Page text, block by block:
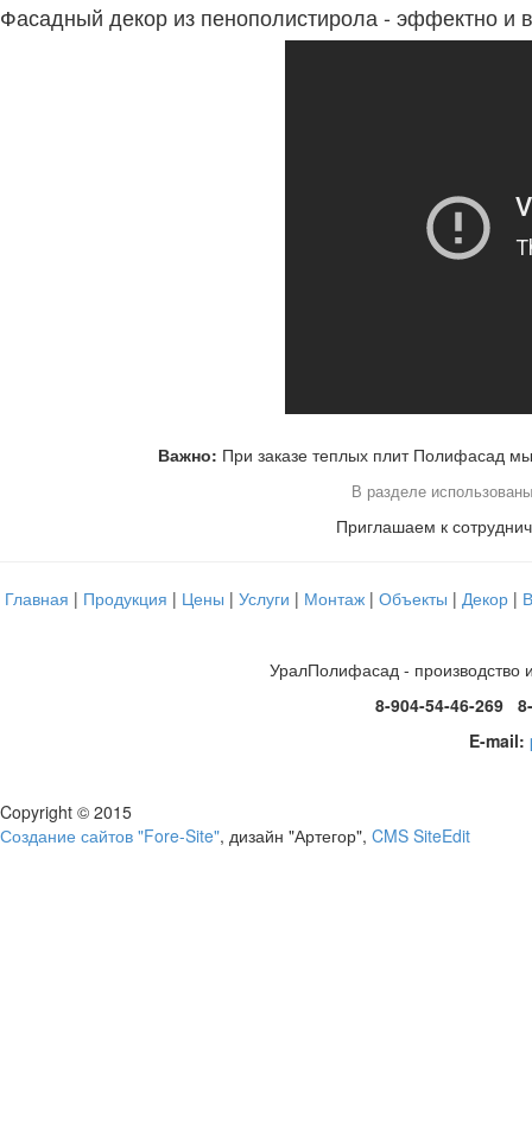
Фасадный декор из пенополистирола - эффектно и
Важно: При заказе теплых плит Полифасад
В разделе
Приглашаем к
Главная | Продукция | Цены | Услуги | Монтаж | Объекты | Декор |
УралПолифасад - производство
8-904-54-46-269
E-mail:
Copyright © 2015
Создание сайтов "Fore-Site", дизайн "Артегор", CMS SiteEdit